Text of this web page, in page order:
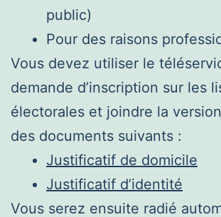
public)
Pour des raisons
Vous devez utiliser le
demande d’inscription sur les
électorales et joindre la
des documents suivants :
Justificatif de domicile
Justificatif d’identité
Vous serez ensuite radié